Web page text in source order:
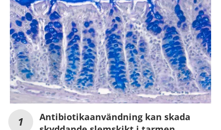
Antibiotikaanvändning kan skada